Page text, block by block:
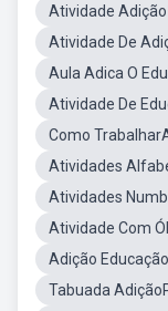
Atividade
Atividade De
Aula Adica O
Atividade De
Como
Atividades
Atividades
Atividade Com
Adição
Tabuada